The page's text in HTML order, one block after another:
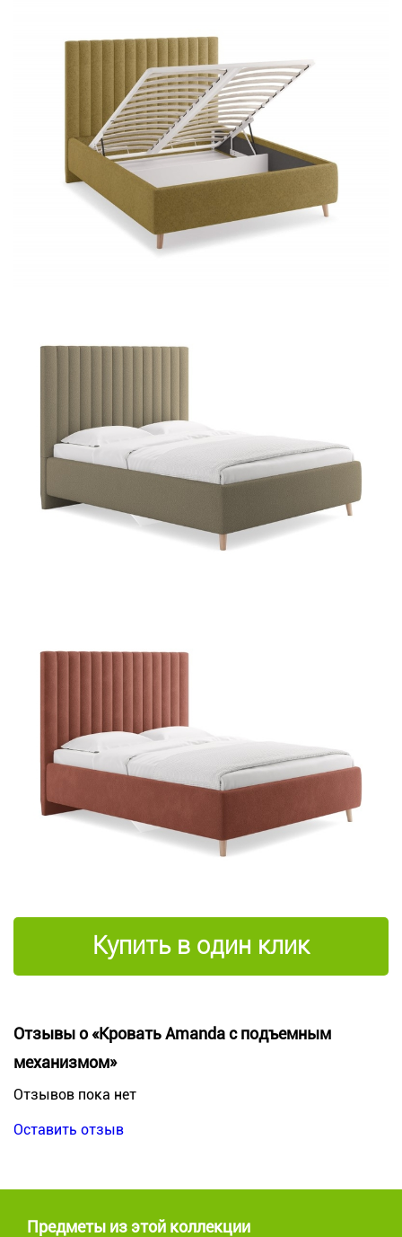
Купить в один клик
Отзывы о «Кровать Amanda с подъемным
механизмом»
Отзывов пока нет
Оставить отзыв
Предметы из этой коллекции